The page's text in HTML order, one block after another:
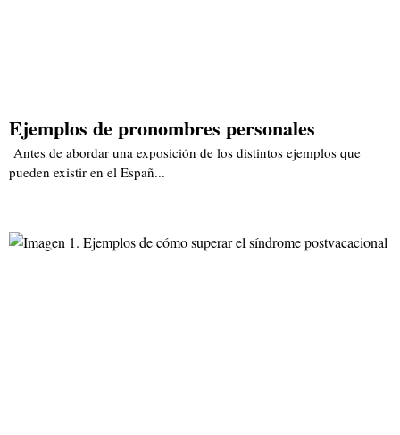
Ejemplos de pronombres personales
Antes de abordar una exposición de los distintos ejemplos que
pueden existir en el Españ...